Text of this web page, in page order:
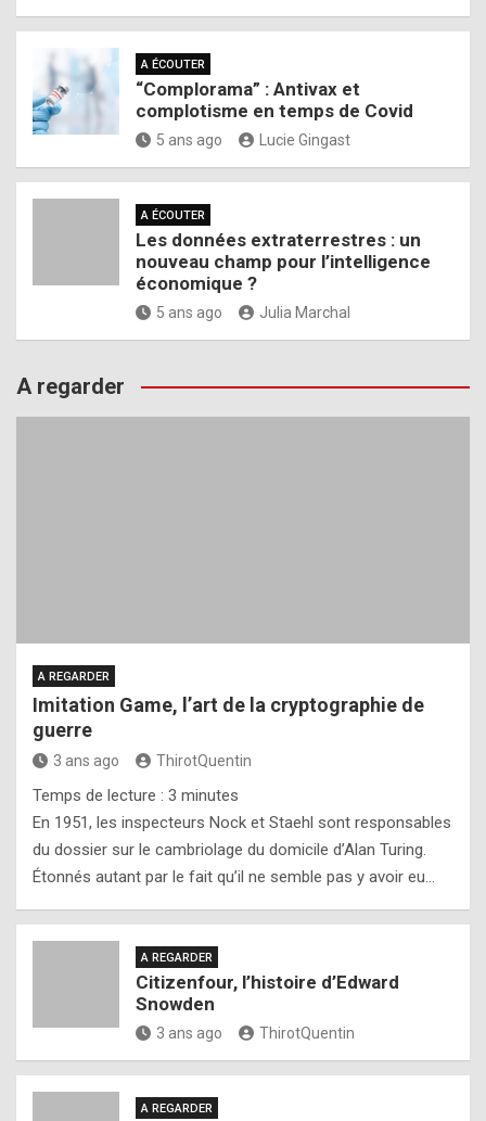
A ÉCOUTER
“Complorama” : Antivax et
complotisme en temps de Covid
5 ans ago Lucie Gingast
A ÉCOUTER
Les données extraterrestres : un
nouveau champ pour l’intelligence
économique ?
5 ans ago Julia Marchal
A regarder
A REGARDER
Imitation Game, l’art de la cryptographie de
guerre
3 ans ago ThirotQuentin
Temps de lecture : 3 minutes
En 1951, les inspecteurs Nock et Staehl sont responsables
du dossier sur le cambriolage du domicile d’Alan Turing.
Étonnés autant par le fait qu’il ne semble pas y avoir eu…
A REGARDER
Citizenfour, l’histoire d’Edward
Snowden
3 ans ago ThirotQuentin
A REGARDER